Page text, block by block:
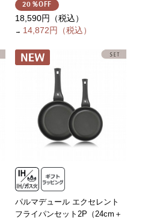
20％OFF
18,590円（税込）
→ 14,872円（税込）
パルマデュール エクセレント
フライパンセット2P（24cm＋